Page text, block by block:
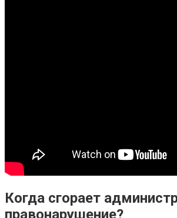
Когда сгорает
правонарушение?